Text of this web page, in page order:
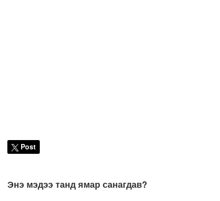
Post
Энэ мэдээ танд ямар санагдав?